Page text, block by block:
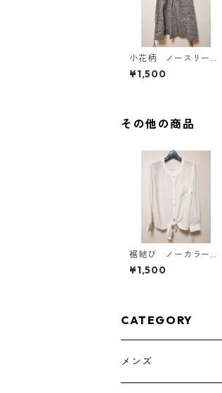
小花柄 ノースリーブ
ワンピース ４Ｌ ブ
ラック KAE-4819
¥1,500
その他の商品
裾結び ノーカラーブ
ラウス ３Ｌ アイボ
リー KAE-4813
¥1,500
CATEGORY
メンズ